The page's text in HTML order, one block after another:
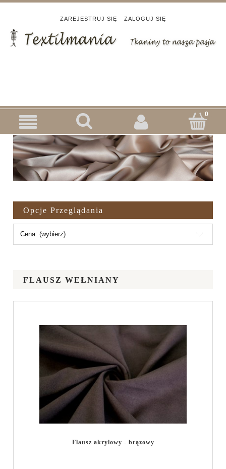
ZAREJESTRUJ SIĘ ZALOGUJ SIĘ
Opcje Przeglądania
Cena: (wybierz)
FLAUSZ WEŁNIANY
Flausz akrylowy - brązowy